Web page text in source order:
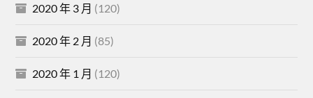
2020 年 3 月 (120)
2020 年 2 月 (85)
2020 年 1 月 (120)